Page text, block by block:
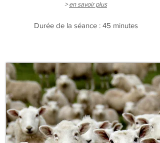
>en savoir plus
Durée de la séance : 45 minutes